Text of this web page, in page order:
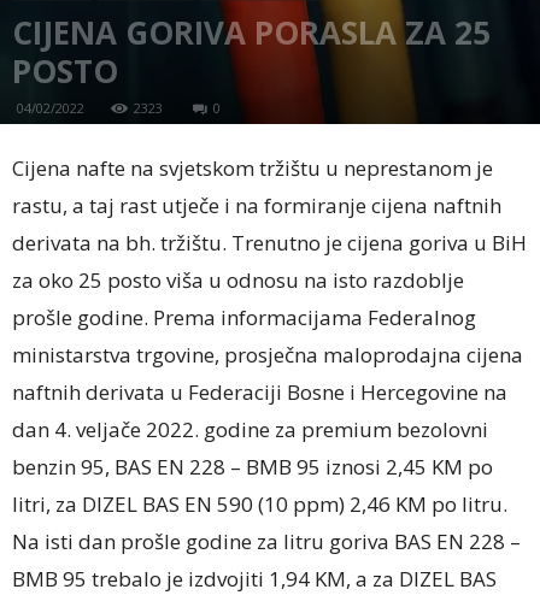
CIJENA GORIVA PORASLA ZA 25
POSTO
04/02/2022 2323 0
Cijena nafte na svjetskom tržištu u neprestanom je
rastu, a taj rast utječe i na formiranje cijena naftnih
derivata na bh. tržištu. Trenutno je cijena goriva u BiH
za oko 25 posto viša u odnosu na isto razdoblje
prošle godine. Prema informacijama Federalnog
ministarstva trgovine, prosječna maloprodajna cijena
naftnih derivata u Federaciji Bosne i Hercegovine na
dan 4. veljače 2022. godine za premium bezolovni
benzin 95, BAS EN 228 – BMB 95 iznosi 2,45 KM po
litri, za DIZEL BAS EN 590 (10 ppm) 2,46 KM po litru.
Na isti dan prošle godine za litru goriva BAS EN 228 –
BMB 95 trebalo je izdvojiti 1,94 KM, a za DIZEL BAS